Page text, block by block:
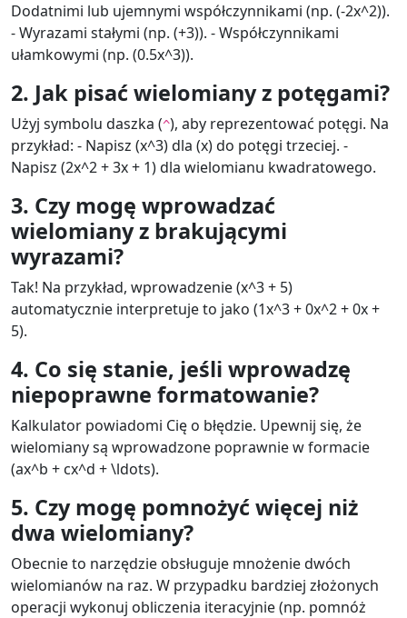
Dodatnimi lub ujemnymi współczynnikami (np. (-2x^2)).
- Wyrazami stałymi (np. (+3)). - Współczynnikami
ułamkowymi (np. (0.5x^3)).
2. Jak pisać wielomiany z potęgami?
Użyj symbolu daszka (^), aby reprezentować potęgi. Na
przykład: - Napisz (x^3) dla (x) do potęgi trzeciej. -
Napisz (2x^2 + 3x + 1) dla wielomianu kwadratowego.
3. Czy mogę wprowadzać
wielomiany z brakującymi
wyrazami?
Tak! Na przykład, wprowadzenie (x^3 + 5)
automatycznie interpretuje to jako (1x^3 + 0x^2 + 0x +
5).
4. Co się stanie, jeśli wprowadzę
niepoprawne formatowanie?
Kalkulator powiadomi Cię o błędzie. Upewnij się, że
wielomiany są wprowadzone poprawnie w formacie
(ax^b + cx^d + \ldots).
5. Czy mogę pomnożyć więcej niż
dwa wielomiany?
Obecnie to narzędzie obsługuje mnożenie dwóch
wielomianów na raz. W przypadku bardziej złożonych
operacji wykonuj obliczenia iteracyjnie (np. pomnóż